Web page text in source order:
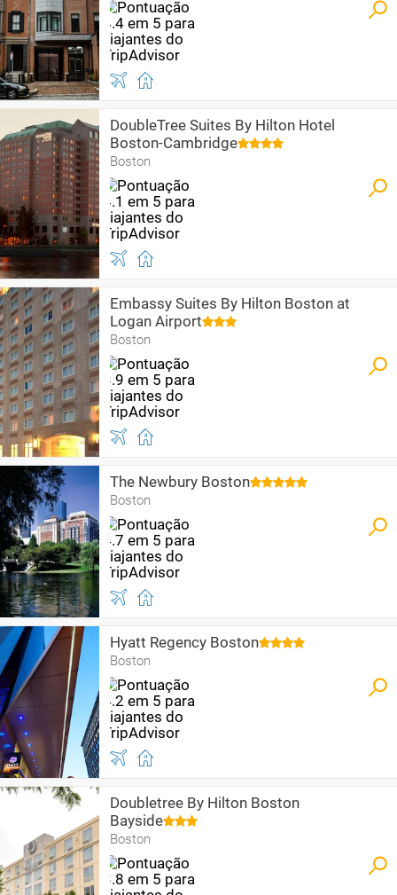
DoubleTree Suites By Hilton Hotel
Boston-Cambridge
Boston
Embassy Suites By Hilton Boston at
Logan Airport
Boston
The Newbury Boston
Boston
Hyatt Regency Boston
Boston
Doubletree By Hilton Boston
Bayside
Boston